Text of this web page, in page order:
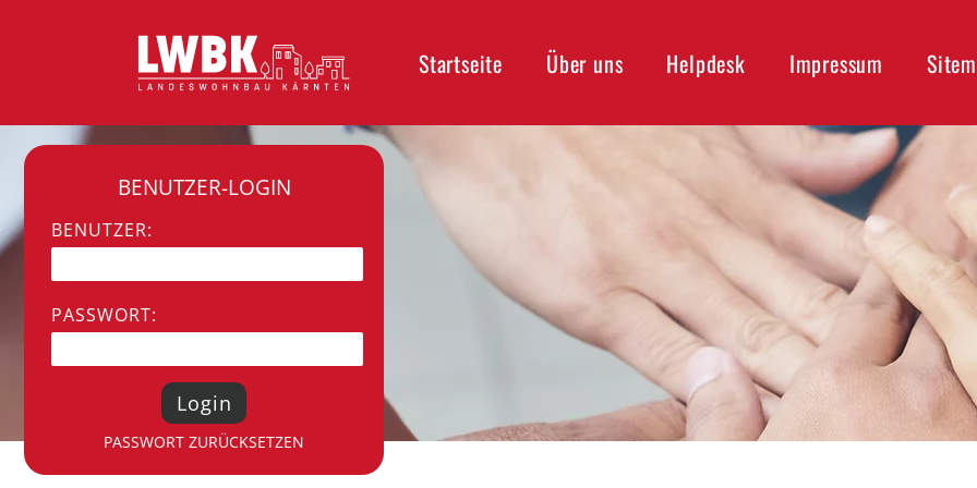
Startseite Über uns Helpdesk Impressum
BENUTZER-LOGIN
BENUTZER:
PASSWORT:
PASSWORT ZURÜCKSETZEN